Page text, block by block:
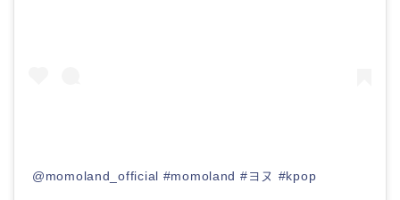
@momoland_official #momoland #ヨヌ #kpop